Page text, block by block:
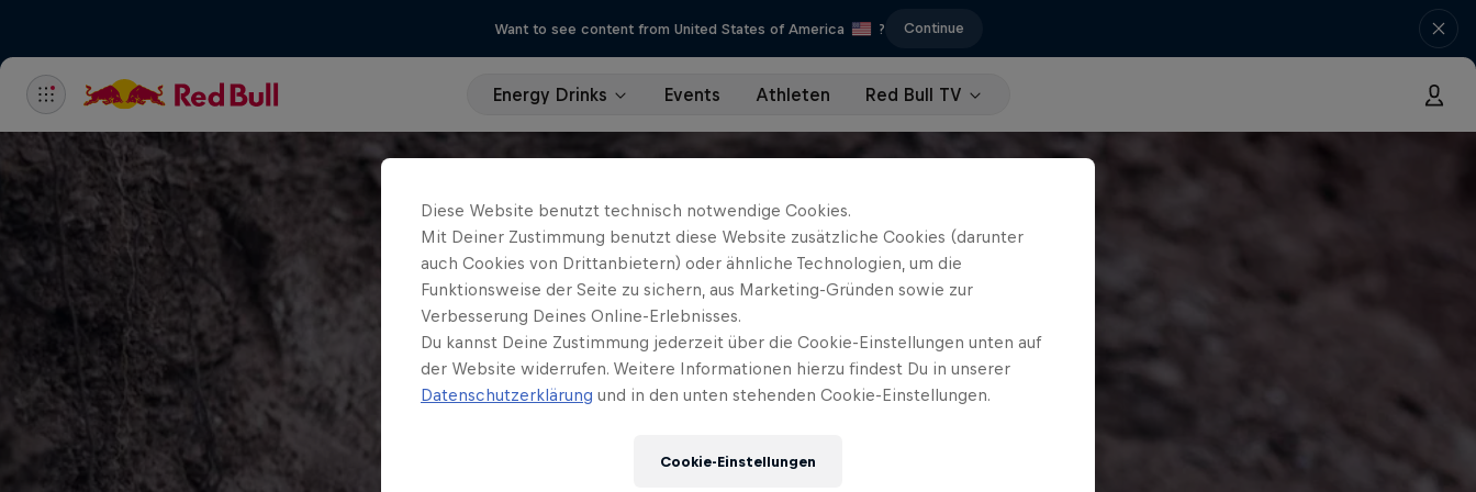
Want to see content from United States of America ? Continue
Energy Drinks Events Athleten Red Bull TV
Diese Website benutzt technisch notwendige Cookies.
Mit Deiner Zustimmung benutzt diese Website zusätzliche Cookies (darunter
auch Cookies von Drittanbietern) oder ähnliche Technologien, um die
Funktionsweise der Seite zu sichern, aus Marketing-Gründen sowie zur
Verbesserung Deines Online-Erlebnisses.
Du kannst Deine Zustimmung jederzeit über die Cookie-Einstellungen unten auf
der Website widerrufen. Weitere Informationen hierzu findest Du in unserer
Datenschutzerklärung und in den unten stehenden Cookie-Einstellungen.
Cookie-Einstellungen